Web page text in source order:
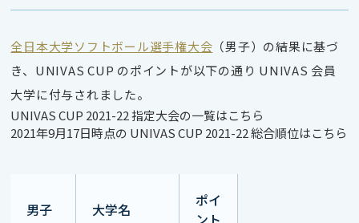
全日本大学ソフトボール選手権大会 （男子）の結果に基づ
き、UNIVAS CUP のポイントが以下の通り UNIVAS 会員
大学に付与されました。
UNIVAS CUP 2021-22 指定大会の一覧はこちら
2021年9月17日時点の UNIVAS CUP 2021-22 総合順位はこちら
男子 大学名
ポイ
ント